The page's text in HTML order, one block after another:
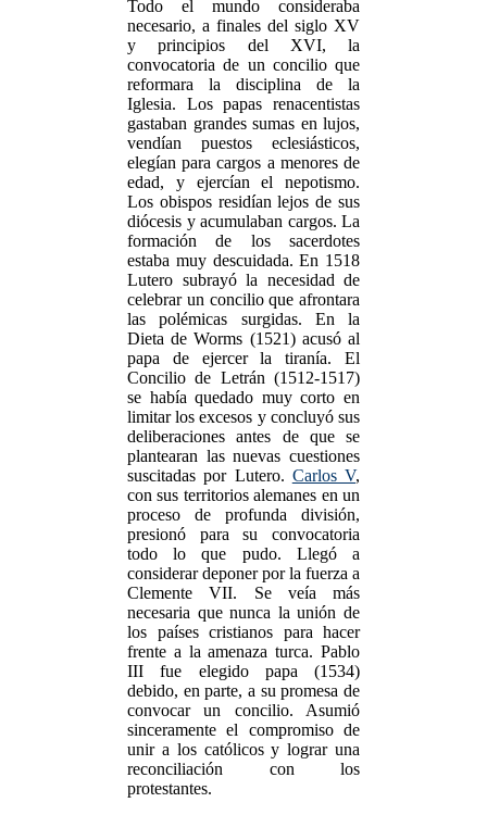
Todo el mundo consideraba
necesario, a finales del siglo XV
y principios del XVI, la
convocatoria de un concilio que
reformara la disciplina de la
Iglesia. Los papas renacentistas
gastaban grandes sumas en lujos,
vendían puestos eclesiásticos,
elegían para cargos a menores de
edad, y ejercían el nepotismo.
Los obispos residían lejos de sus
diócesis y acumulaban cargos. La
formación de los sacerdotes
estaba muy descuidada. En 1518
Lutero subrayó la necesidad de
celebrar un concilio que afrontara
las polémicas surgidas. En la
Dieta de Worms (1521) acusó al
papa de ejercer la tiranía. El
Concilio de Letrán (1512-1517)
se había quedado muy corto en
limitar los excesos y concluyó sus
deliberaciones antes de que se
plantearan las nuevas cuestiones
suscitadas por Lutero. Carlos V,
con sus territorios alemanes en un
proceso de profunda división,
presionó para su convocatoria
todo lo que pudo. Llegó a
considerar deponer por la fuerza a
Clemente VII. Se veía más
necesaria que nunca la unión de
los países cristianos para hacer
frente a la amenaza turca. Pablo
III fue elegido papa (1534)
debido, en parte, a su promesa de
convocar un concilio. Asumió
sinceramente el compromiso de
unir a los católicos y lograr una
reconciliación con los
protestantes.